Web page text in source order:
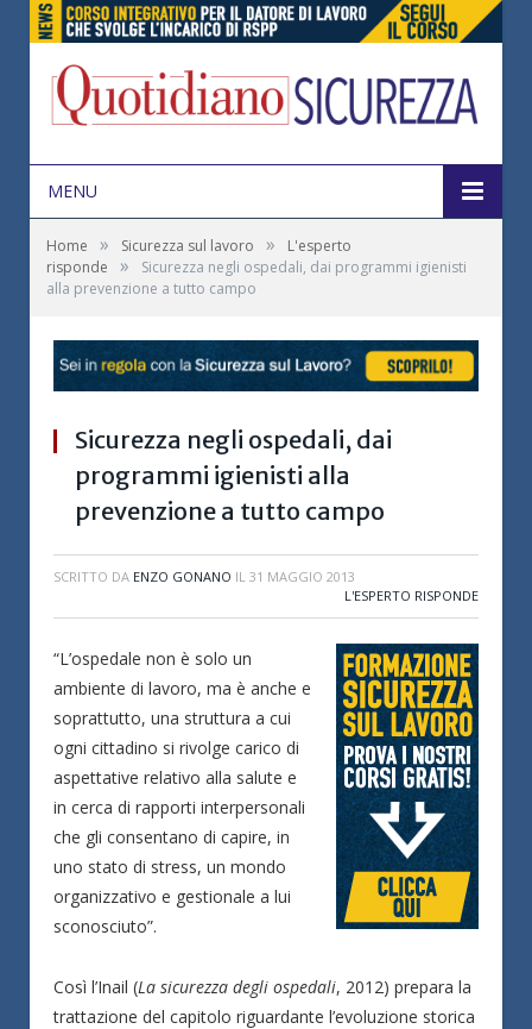
MENU
Home » Sicurezza sul lavoro »
L'esperto
risponde
»
Sicurezza negli ospedali, dai programmi igienisti
alla prevenzione a tutto campo
Sicurezza negli ospedali, dai
programmi igienisti alla
prevenzione a tutto campo
SCRITTO DA ENZO GONANO IL 31 MAGGIO 2013
L'ESPERTO RISPONDE
“L’ospedale non è solo un
ambiente di lavoro, ma è anche e
soprattutto, una struttura a cui
ogni cittadino si rivolge carico di
aspettative relativo alla salute e
in cerca di rapporti interpersonali
che gli consentano di capire, in
uno stato di stress, un mondo
organizzativo e gestionale a lui
sconosciuto”.
Così l’Inail (La sicurezza degli ospedali, 2012) prepara la
trattazione del capitolo riguardante l’evoluzione storica